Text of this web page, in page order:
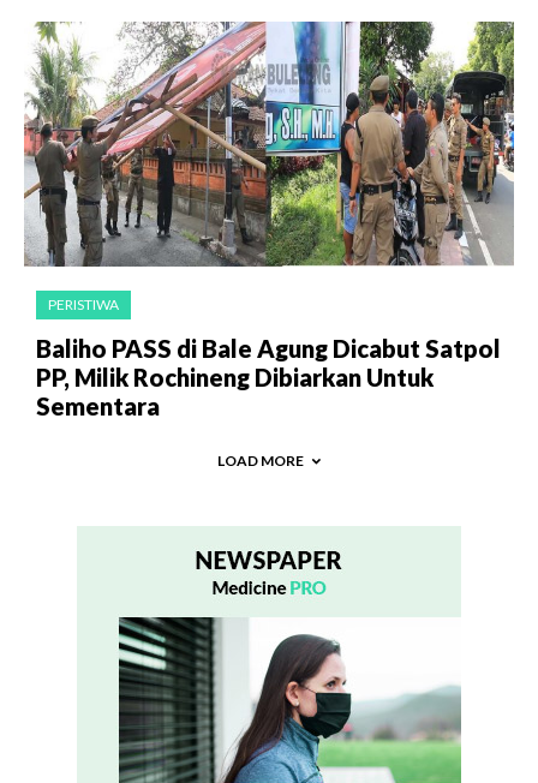
PERISTIWA
Baliho PASS di Bale Agung Dicabut Satpol
PP, Milik Rochineng Dibiarkan Untuk
Sementara
LOAD MORE